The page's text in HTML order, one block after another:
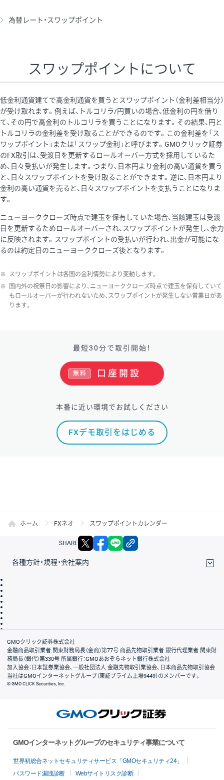
為替レート・スワップポイント
スワップポイントについて
低金利通貨建てで高金利通貨を買うとスワップポイント（金利差相当分）
が受け取れます。例えば、トルコリラ/円買いの場合、低金利の円を借り
て、その円で高金利のトルコリラを買うことになります。その結果、円と
トルコリラの金利差を受け取ることができるのです。この金利差を「ス
ワップポイント」または「スワップ金利」と呼びます。GMOクリック証券
のFX取引は、受渡日を更新するロールオーバー方式を採用しているた
め、日々受払いが発生します。つまり、日本円より金利の高い通貨を買う
と、日々スワップポイントを受け取ることができます。逆に、日本円より
金利の高い通貨を売ると、日々スワップポイントを支払うことになりま
す。
ニューヨーククローズ時点で建玉を保有していた場合、当該建玉は受渡
日を更新するためロールオーバーされ、スワップポイントが発生し、余力
に反映されます。スワップポイントの受払いが行われ、出金が可能にな
るのは約定日のニューヨーククローズ後となります。
※ スワップポイントは各国の金利情勢により変動します。
※
国内外の祝祭日の影響により、ニューヨーククローズ時点で建玉を保有していて
もロールオーバーが行われないため、スワップポイントが発生しない営業日があ
ります。
最短30分で取引開始！
口座開設
無料
本番に近い環境でお試しください
FXデモ取引をはじめる
ホーム FXネオ スワップポイントカレンダー
SHARE X facebook
各種方針・規程・会社案内
会社案内
GMOクリック証券株式会社
金融商品取引業者 関東財務局長（金商）第77号 商品先物取引業者 銀行代理業者 関東財
務局長（銀代）第330号 所属銀行：GMOあおぞらネット銀行株式会社
加入協会：日本証券業協会、一般社団法人 金融先物取引業協会、日本商品先物取引協会
当社はGMOインターネットグループ（東証プライム上場9449）のメンバーです。
© GMO CLICK Securities, Inc.
GMOインターネットグループのセキュリティ事業について
世界初総合ネットセキュリティサービス「GMOセキュリティ24」
パスワード漏洩診断
Webサイトリスク診断